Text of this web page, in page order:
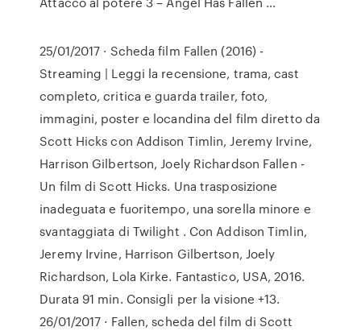
25/01/2017 · Scheda film Fallen (2016) -
Streaming | Leggi la recensione, trama, cast
completo, critica e guarda trailer, foto,
immagini, poster e locandina del film diretto da
Scott Hicks con Addison Timlin, Jeremy Irvine,
Harrison Gilbertson, Joely Richardson Fallen -
Un film di Scott Hicks. Una trasposizione
inadeguata e fuoritempo, una sorella minore e
svantaggiata di Twilight . Con Addison Timlin,
Jeremy Irvine, Harrison Gilbertson, Joely
Richardson, Lola Kirke. Fantastico, USA, 2016.
Durata 91 min. Consigli per la visione +13.
26/01/2017 · Fallen, scheda del film di Scott